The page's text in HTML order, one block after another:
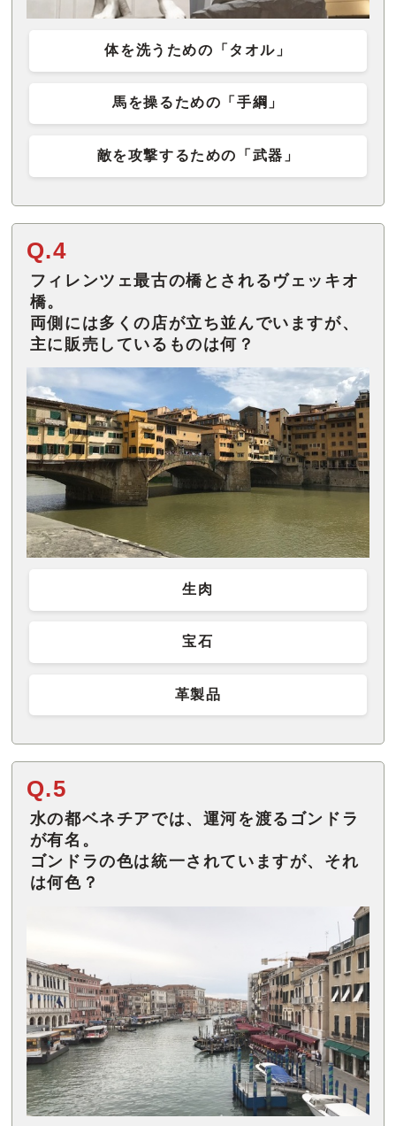
体を洗うための「タオル」
馬を操るための「手綱」
敵を攻撃するための「武器」
Q.4
フィレンツェ最古の橋とされるヴェッキオ
橋。
両側には多くの店が立ち並んでいますが、
主に販売しているものは何？
生肉
宝石
革製品
Q.5
水の都ベネチアでは、運河を渡るゴンドラ
が有名。
ゴンドラの色は統一されていますが、それ
は何色？